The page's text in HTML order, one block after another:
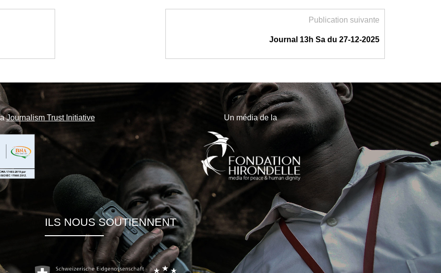
Publication suivante
Journal 13h Sa du 27-12-2025
Journalism Trust Initiative Un média de la
ILS NOUS SOUTIENNENT